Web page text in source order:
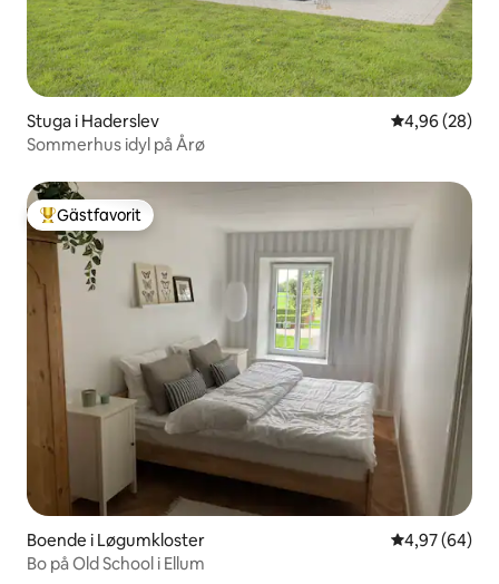
Stuga i Haderslev 4,96 av 5 i
4,96 (28)
Sommerhus idyl på Årø
Populär gästfavorit
Gästfavorit
Boende i Løgumkloster 4,97 av 5 i
4,97 (64)
Bo på Old School i Ellum